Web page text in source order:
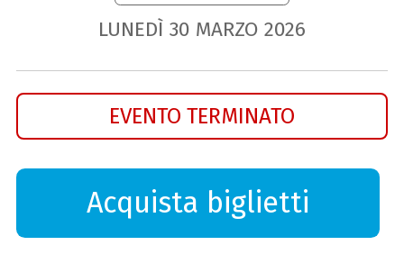
LUNEDÌ 30 MARZO 2026
EVENTO TERMINATO
Acquista biglietti